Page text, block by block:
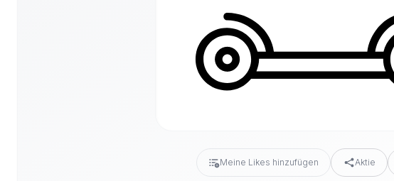
Meine Likes hinzufügen Aktie